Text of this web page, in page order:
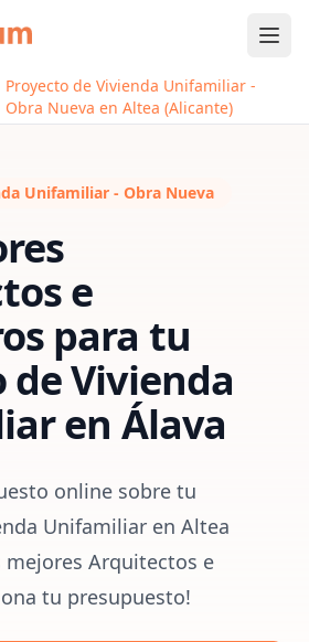
Proyecto de Vivienda Unifamiliar -
Obra Nueva en Altea (Alicante)
Unifamiliar - Obra Nueva
e
para tu
de Vivienda
en Álava
online sobre tu
Unifamiliar en Altea
mejores Arquitectos e
tu presupuesto!